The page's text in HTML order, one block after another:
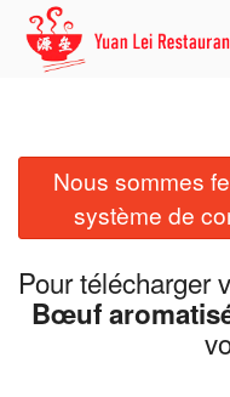
Commander en ligne
Emplacement
Français
Nous sommes
système de
Pour télécharger
Bœuf